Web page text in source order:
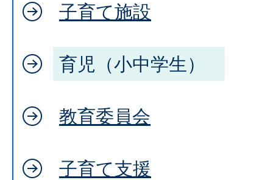
子育て施設
育児（小中学生）
教育委員会
子育て支援